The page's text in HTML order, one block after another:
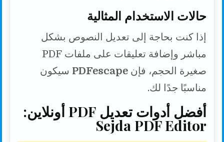
حالات الاستخدام المثالية
إذا كنت بحاجة إلى تعديل النصوص بشكل
مباشر وإضافة تعليقات على ملفات PDF
صغيرة الحجم، فإنPDFescape سيكون
مناسبًا جدًا لك.
أفضل أدوات تعديل PDF أونلاين:
Sejda PDF Editor